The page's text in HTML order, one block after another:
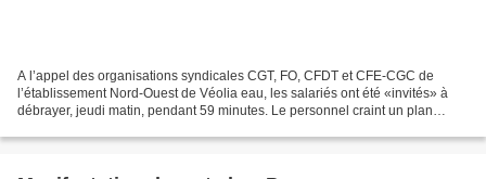
A l’appel des organisations syndicales CGT, FO, CFDT et CFE-CGC de
l’établissement Nord-Ouest de Véolia eau, les salariés ont été «invités» à
débrayer, jeudi matin, pendant 59 minutes. Le personnel craint un plan